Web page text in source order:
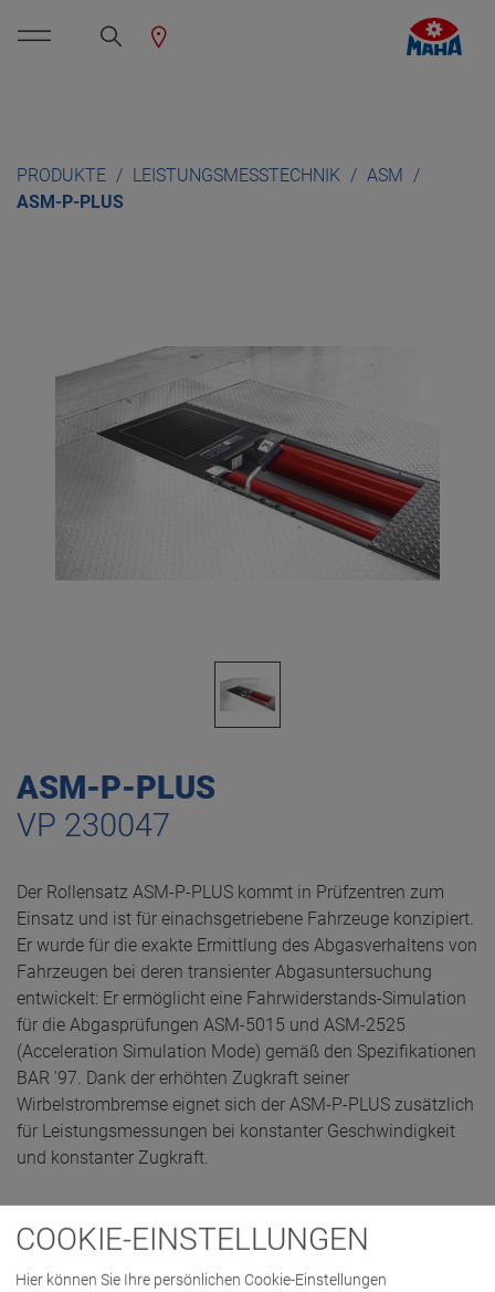
PRODUKTE LEISTUNGSMESSTECHNIK
ASM
ASM-P-PLUS
ASM-P-PLUS
VP 230047
Der Rollensatz ASM-P-PLUS kommt in Prüfzentren zum
Einsatz und ist für einachsgetriebene Fahrzeuge konzipiert.
Er wurde für die exakte Ermittlung des Abgasverhaltens von
Fahrzeugen bei deren transienter Abgasuntersuchung
entwickelt: Er ermöglicht eine Fahrwiderstands-Simulation
für die Abgasprüfungen ASM-5015 und ASM-2525
(Acceleration Simulation Mode) gemäß den Spezifikationen
BAR '97. Dank der erhöhten Zugkraft seiner
Wirbelstrombremse eignet sich der ASM-P-PLUS zusätzlich
für Leistungsmessungen bei konstanter Geschwindigkeit
und konstanter Zugkraft.
ANGEBOT ANFORDERN
COOKIE-EINSTELLUNGEN
Hier können Sie Ihre persönlichen Cookie-Einstellungen